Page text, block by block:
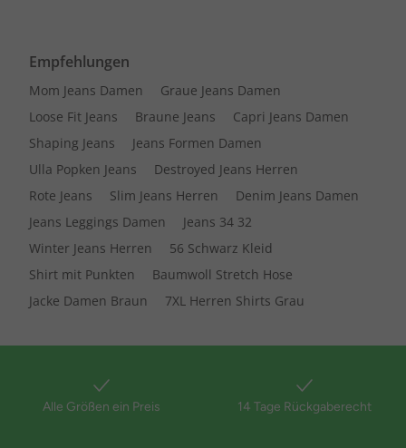
Empfehlungen
Mom Jeans Damen
Graue Jeans Damen
Loose Fit Jeans
Braune Jeans
Capri Jeans Damen
Shaping Jeans
Jeans Formen Damen
Ulla Popken Jeans
Destroyed Jeans Herren
Rote Jeans
Slim Jeans Herren
Denim Jeans Damen
Jeans Leggings Damen
Jeans 34 32
Winter Jeans Herren
56 Schwarz Kleid
Shirt mit Punkten
Baumwoll Stretch Hose
Jacke Damen Braun
7XL Herren Shirts Grau
Alle Größen ein Preis 14 Tage Rückgaberecht